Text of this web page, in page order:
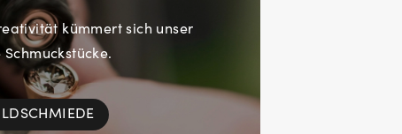
kümmert sich unser